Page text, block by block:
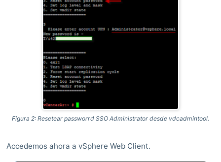
Figura 2: Resetear passworrd SSO Administrator desde vdcadmintool.
Accedemos ahora a vSphere Web Client.